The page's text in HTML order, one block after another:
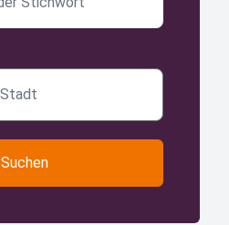
Suchen